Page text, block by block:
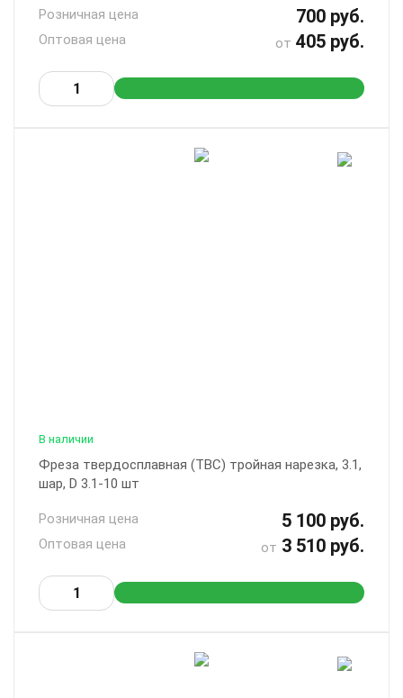
Розничная цена 700 руб.
Оптовая цена от 405 руб.
В наличии
Фреза твердосплавная (ТВС) тройная нарезка, 3.1,
шар, D 3.1-10 шт
Розничная цена 5 100 руб.
Оптовая цена от 3 510 руб.